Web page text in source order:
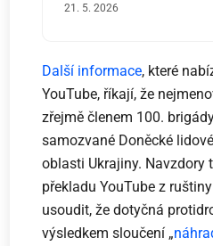
21. 5. 2026
Další informace, které
YouTube, říkají, že
zřejmě členem 100.
samozvané Doněcké
oblasti Ukrajiny. Navzdory
překladu YouTube z
usoudit, že dotyčná
výsledkem sloučení „